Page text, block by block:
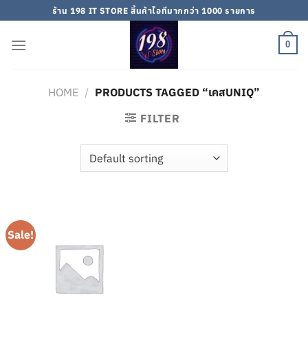
to
content
ร้าน 198 IT STORE สิ้นค้าไอทีมากกว่า 1000 รายการ
0
HOME / PRODUCTS TAGGED “เคสUNIQ”
FILTER
Sale!